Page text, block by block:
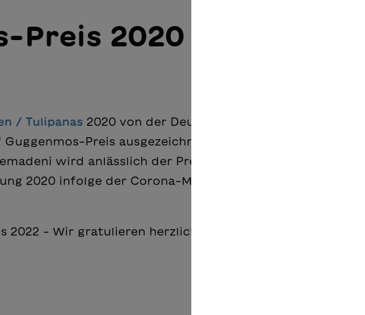
Preis 2020 für Leta
/ Tulipanas 2020 von der Deutschen Akademie für
Preis ausgezeichnet worden. Madlaina
wird anlässlich der Preisverleihung 2022 am 1.
2020 infolge der Corona-Massnahmen nicht
2022 - Wir gratulieren herzlich!